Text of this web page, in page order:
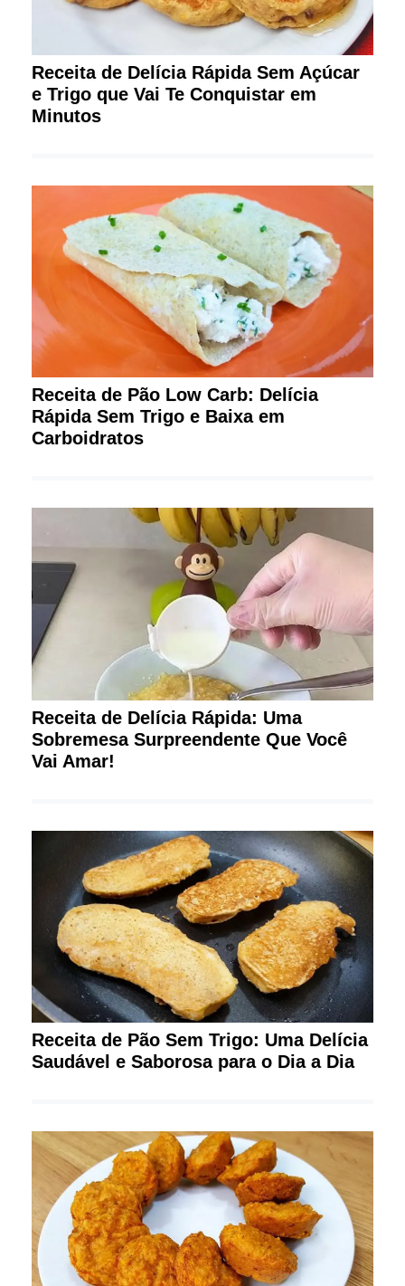
Receita de Delícia Rápida Sem Açúcar
e Trigo que Vai Te Conquistar em
Minutos
Receita de Pão Low Carb: Delícia
Rápida Sem Trigo e Baixa em
Carboidratos
Receita de Delícia Rápida: Uma
Sobremesa Surpreendente Que Você
Vai Amar!
Receita de Pão Sem Trigo: Uma Delícia
Saudável e Saborosa para o Dia a Dia